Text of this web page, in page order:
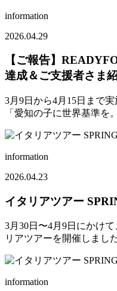
information
2026.04.29
【ご報告】
達成＆ご支援者さま
3月9日から4月15日まで
「愛知の子に世界基準
information
2026.04.23
イタリアツアー
3月30日〜4月9日にかけ
リアツアーを開催しまし
information